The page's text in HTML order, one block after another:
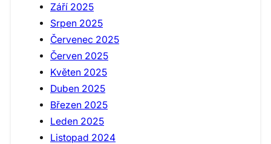
Září 2025
Srpen 2025
Červenec 2025
Červen 2025
Květen 2025
Duben 2025
Březen 2025
Leden 2025
Listopad 2024